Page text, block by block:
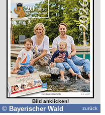
Bild anklicken!
© Bayerischer Wald zurück